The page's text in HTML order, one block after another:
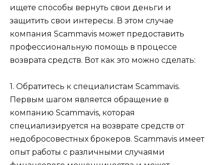
ищете способы вернуть свои деньги и
защитить свои интересы. В этом случае
компания Scammavis может предоставить
профессиональную помощь в процессе
возврата средств. Вот как это можно сделать:
1. Обратитесь к специалистам Scammavis.
Первым шагом является обращение в
компанию Scammavis, которая
специализируется на возврате средств от
недобросовестных брокеров. Scammavis имеет
опыт работы с различными случаями